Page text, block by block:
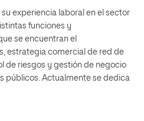
experiencia laboral en el sector
funciones y
se encuentran el
estrategia comercial de red de
de riesgos y gestión de negocio
públicos. Actualmente se dedica